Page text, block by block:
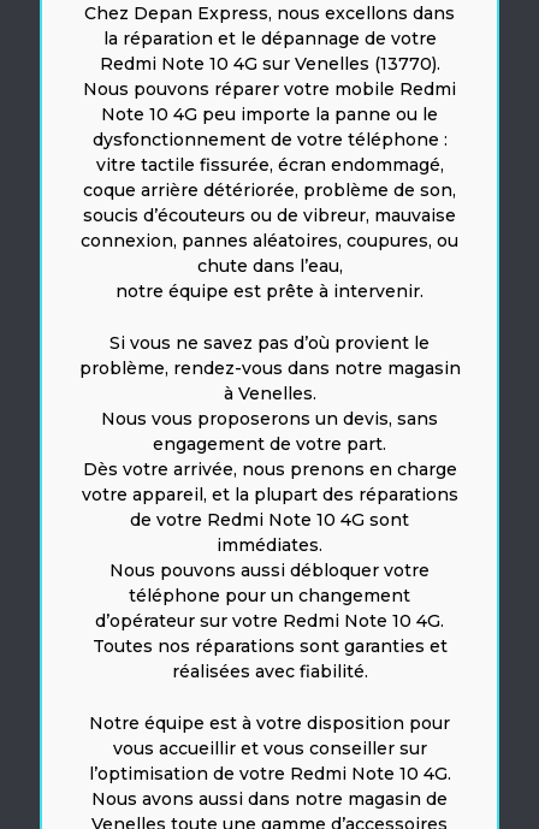
Chez Depan Express, nous excellons dans
la réparation et le dépannage de votre
Redmi Note 10 4G sur Venelles (13770).
Nous pouvons réparer votre mobile Redmi
Note 10 4G peu importe la panne ou le
dysfonctionnement de votre téléphone :
vitre tactile fissurée, écran endommagé,
coque arrière détériorée, problème de son,
soucis d’écouteurs ou de vibreur, mauvaise
connexion, pannes aléatoires, coupures, ou
chute dans l’eau,
notre équipe est prête à intervenir.
Si vous ne savez pas d’où provient le
problème, rendez-vous dans notre magasin
à Venelles.
Nous vous proposerons un devis, sans
engagement de votre part.
Dès votre arrivée, nous prenons en charge
votre appareil, et la plupart des réparations
de votre Redmi Note 10 4G sont
immédiates.
Nous pouvons aussi débloquer votre
téléphone pour un changement
d’opérateur sur votre Redmi Note 10 4G.
Toutes nos réparations sont garanties et
réalisées avec fiabilité.
Notre équipe est à votre disposition pour
vous accueillir et vous conseiller sur
l’optimisation de votre Redmi Note 10 4G.
Nous avons aussi dans notre magasin de
Venelles toute une gamme d’accessoires